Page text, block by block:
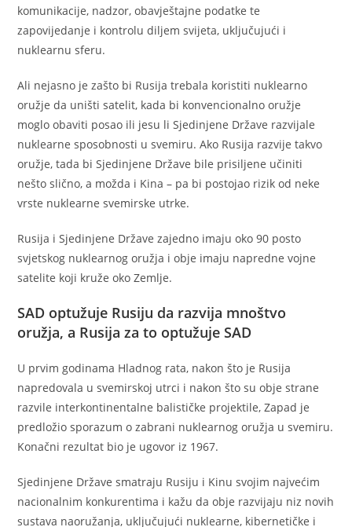
komunikacije, nadzor, obavještajne podatke te
zapovijedanje i kontrolu diljem svijeta, uključujući i
nuklearnu sferu.
Ali nejasno je zašto bi Rusija trebala koristiti nuklearno
oružje da uništi satelit, kada bi konvencionalno oružje
moglo obaviti posao ili jesu li Sjedinjene Države razvijale
nuklearne sposobnosti u svemiru. Ako Rusija razvije takvo
oružje, tada bi Sjedinjene Države bile prisiljene učiniti
nešto slično, a možda i Kina – pa bi postojao rizik od neke
vrste nuklearne svemirske utrke.
Rusija i Sjedinjene Države zajedno imaju oko 90 posto
svjetskog nuklearnog oružja i obje imaju napredne vojne
satelite koji kruže oko Zemlje.
SAD optužuje Rusiju da razvija mnoštvo
oružja, a Rusija za to optužuje SAD
U prvim godinama Hladnog rata, nakon što je Rusija
napredovala u svemirskoj utrci i nakon što su obje strane
razvile interkontinentalne balističke projektile, Zapad je
predložio sporazum o zabrani nuklearnog oružja u svemiru.
Konačni rezultat bio je ugovor iz 1967.
Sjedinjene Države smatraju Rusiju i Kinu svojim najvećim
nacionalnim konkurentima i kažu da obje razvijaju niz novih
sustava naoružanja, uključujući nuklearne, kibernetičke i